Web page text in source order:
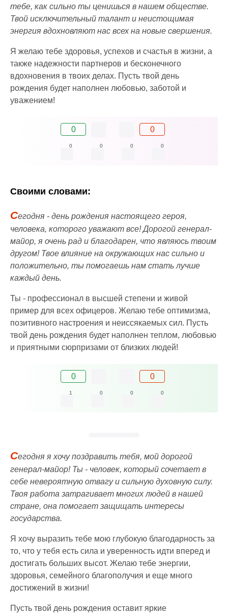
тебе, как сильно ты ценишься в нашем обществе.
Твой исключительный талант и неистощимая
энергия вдохновляют нас всех на новые свершения.
Я желаю тебе здоровья, успехов и счастья в жизни, а
также надежности партнеров и бесконечного
вдохновения в твоих делах. Пусть твой день
рождения будет наполнен любовью, заботой и
уважением!
0 0
0 0 0 0
Своими словами:
Сегодня - день рождения настоящего героя,
человека, которого уважают все! Дорогой генерал-
майор, я очень рад и благодарен, что являюсь твоим
другом! Твое влияние на окружающих нас сильно и
положительно, ты помогаешь нам стать лучше
каждый день.
Ты - профессионал в высшей степени и живой
пример для всех офицеров. Желаю тебе оптимизма,
позитивного настроения и неиссякаемых сил. Пусть
твой день рождения будет наполнен теплом, любовью
и приятными сюрпризами от близких людей!
0 0
1 0 0 0
Сегодня я хочу поздравить тебя, мой дорогой
генерал-майор! Ты - человек, который сочетает в
себе невероятную отвагу и сильную духовную силу.
Твоя работа затрагивает многих людей в нашей
стране, она помогает защищать интересы
государства.
Я хочу выразить тебе мою глубокую благодарность за
то, что у тебя есть сила и уверенность идти вперед и
достигать больших высот. Желаю тебе энергии,
здоровья, семейного благополучия и еще много
достижений в жизни!
Пусть твой день рождения оставит яркие